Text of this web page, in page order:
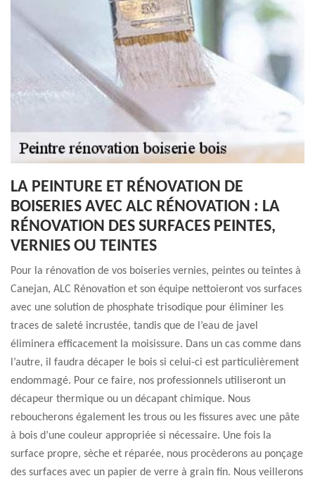
LA PEINTURE ET RÉNOVATION DE
BOISERIES AVEC ALC RÉNOVATION : LA
RÉNOVATION DES SURFACES PEINTES,
VERNIES OU TEINTES
Pour la rénovation de vos boiseries vernies, peintes ou teintes à
Canejan, ALC Rénovation et son équipe nettoieront vos surfaces
avec une solution de phosphate trisodique pour éliminer les
traces de saleté incrustée, tandis que de l’eau de javel
éliminera efficacement la moisissure. Dans un cas comme dans
l’autre, il faudra décaper le bois si celui-ci est particulièrement
endommagé. Pour ce faire, nos professionnels utiliseront un
décapeur thermique ou un décapant chimique. Nous
reboucherons également les trous ou les fissures avec une pâte
à bois d’une couleur appropriée si nécessaire. Une fois la
surface propre, sèche et réparée, nous procèderons au ponçage
des surfaces avec un papier de verre à grain fin. Nous veillerons